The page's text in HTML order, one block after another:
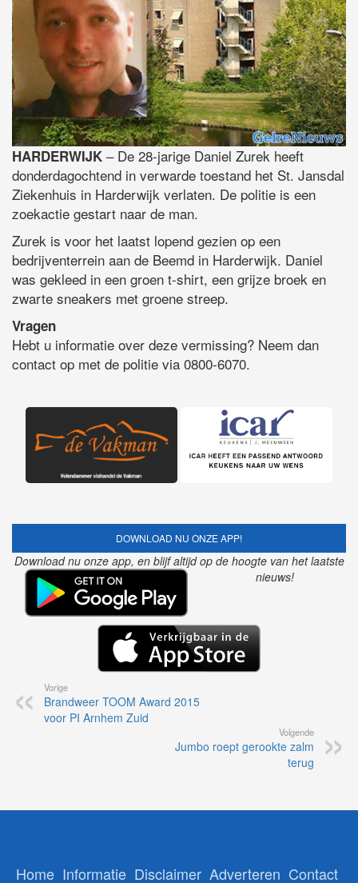
HARDERWIJK – De 28-jarige Daniel Zurek heeft
donderdagochtend in verwarde toestand het St. Jansdal
Ziekenhuis in Harderwijk verlaten. De politie is een
zoekactie gestart naar de man.
Zurek is voor het laatst lopend gezien op een
bedrijventerrein aan de Beemd in Harderwijk. Daniel
was gekleed in een groen t-shirt, een grijze broek en
zwarte sneakers met groene streep.
Vragen
Hebt u informatie over deze vermissing? Neem dan
contact op met de politie via 0800-6070.
DOWNLOAD NU ONZE APP!
Download nu onze app, en blijf altijd op de hoogte van het laatste
nieuws!
Vorige
Brandweer TOOM Award 2015
voor PI Arnhem Zuid
Volgende
Jumbo roept gerookte zalm
terug
Home Informatie Disclaimer Adverteren Contact